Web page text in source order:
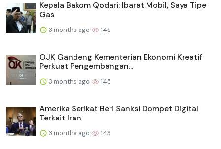
Kepala Bakom Qodari: Ibarat Mobil, Saya Tipe
Gas
3 months ago 145
OJK Gandeng Kementerian Ekonomi Kreatif
Perkuat Pengembangan...
3 months ago 145
Amerika Serikat Beri Sanksi Dompet Digital
Terkait Iran
3 months ago 143